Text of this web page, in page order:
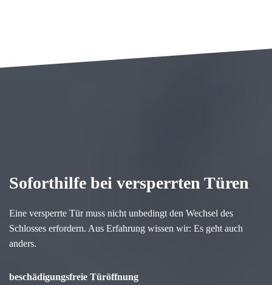
Soforthilfe bei versperrten Türen
Eine versperrte Tür muss nicht unbedingt den Wechsel des
Schlosses erfordern. Aus Erfahrung wissen wir: Es geht auch
anders.
beschädigungsfreie Türöffnung